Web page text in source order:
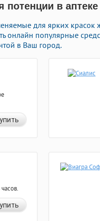
в
для ярких красок
онлайн популярные
в Ваш город.